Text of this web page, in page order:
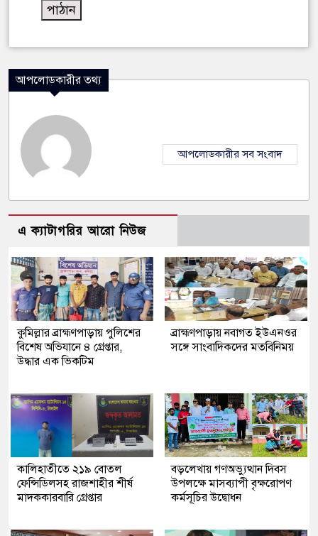
আপলোডকারীর তথ্য
আপলোডকারীর সব সংবাদ
এ ক্যাটাগরির আরো নিউজ
কুমিল্লার ব্রাহ্মণপাড়ায় পুলিশের
বিশেষ অভিযানে ৪ গ্রেপ্তার,
উদ্ধার এক ভিকটিম
ব্রাহ্মণপাড়ায় নবাগত ইউএনওর
সঙ্গে সাংবাদিকদের মতবিনিময়
কালিহাতীতে ২১৯ বোতল
ফেন্সিডিলসহ রাজশাহীর শীর্ষ
মাদককারবারি গ্রেপ্তার
বড়লেখায় গণঅভ্যুত্থান দিবস
উপলক্ষে মাসব্যাপী বৃক্ষরোপণ
কর্মসূচির উদ্বোধন